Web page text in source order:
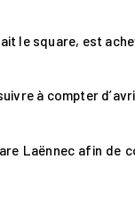
le square, est
à compter
Laënnec afin